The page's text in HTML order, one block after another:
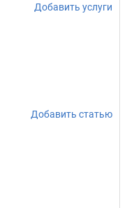
Добавить услуги
Добавить статью